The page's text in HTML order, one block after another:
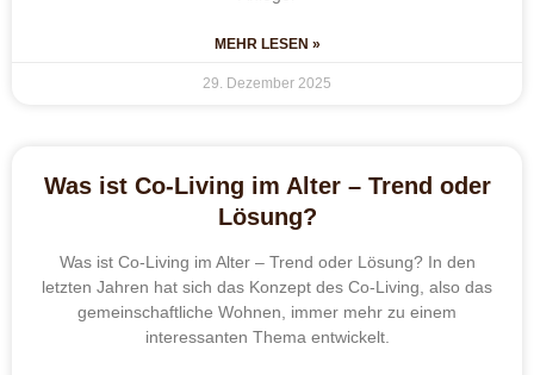
MEHR LESEN »
29. Dezember 2025
Was ist Co-Living im Alter – Trend oder
Lösung?
Was ist Co-Living im Alter – Trend oder Lösung? In den
letzten Jahren hat sich das Konzept des Co-Living, also das
gemeinschaftliche Wohnen, immer mehr zu einem
interessanten Thema entwickelt.